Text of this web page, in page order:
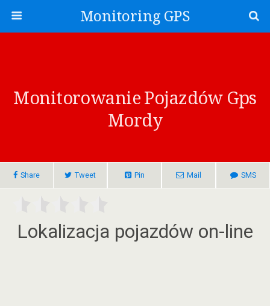
Monitoring GPS
Monitorowanie Pojazdów Gps
Mordy
Share Tweet Pin Mail SMS
Lokalizacja pojazdów on-line